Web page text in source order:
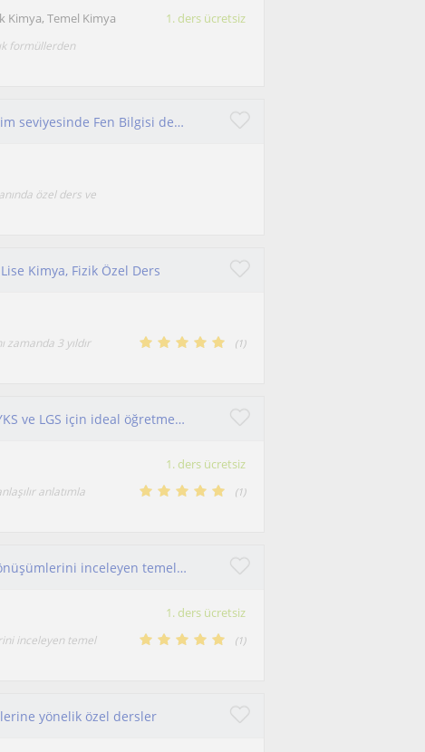
Kimya, Temel Kimya 1. ders ücretsiz
formüllerden
Lise seviyesinde Kimya dersleri ve ortaöğretim seviyesinde Fen Bilgisi dersleri vermekteyim.
özel ders ve
Kimya, Fizik Özel Ders
zamanda 3 yıldır
(1)
Dersim ortaokul ve lise grubuna yöneliktir. YKS ve LGS için ideal öğretmen olduğumu düşünüyorum.
1. ders ücretsiz
anlatımla
(1)
Kimya, maddenin yapısını, özelliklerini ve dönüşümlerini inceleyen temel bir alandır
1. ders ücretsiz
inceleyen temel
(1)
yönelik özel dersler